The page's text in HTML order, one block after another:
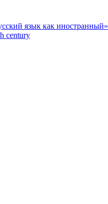
язык как иностранный»
century